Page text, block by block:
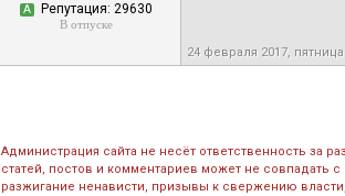
А Репутация: 29630
В отпуске
24 февраля 2017, пятница
Администрация сайта не несёт ответственность за
статей, постов и комментариев может не совпадать
разжигание ненависти, призывы к свержению